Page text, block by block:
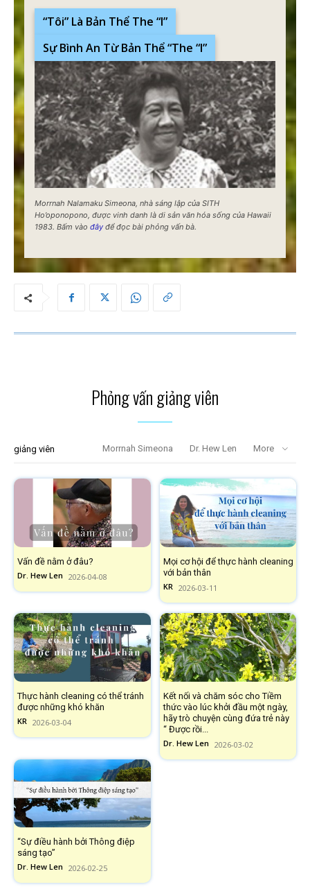
“Tôi” Là Bản Thể The “I”
Sự Bình An Từ Bản Thể “The “I”
Morrnah Nalamaku Simeona, nhà sáng lập của SITH
Ho’oponopono, được vinh danh là di sản văn hóa sống của Hawaii
1983. Bấm vào đây để đọc bài phỏng vấn bà.
Phỏng vấn giảng viên
giảng viên Morrnah Simeona Dr. Hew Len More
Vấn đề nằm ở đâu?
Dr. Hew Len 2026-04-08
Mọi cơ hội để thực hành cleaning
với bản thân
KR 2026-03-11
Thực hành cleaning có thể tránh
được những khó khăn
KR 2026-03-04
Kết nối và chăm sóc cho Tiềm
thức vào lúc khởi đầu một ngày,
hãy trò chuyện cùng đứa trẻ này
“ Được rồi...
Dr. Hew Len 2026-03-02
“Sự điều hành bởi Thông điệp
sáng tạo”
Dr. Hew Len 2026-02-25